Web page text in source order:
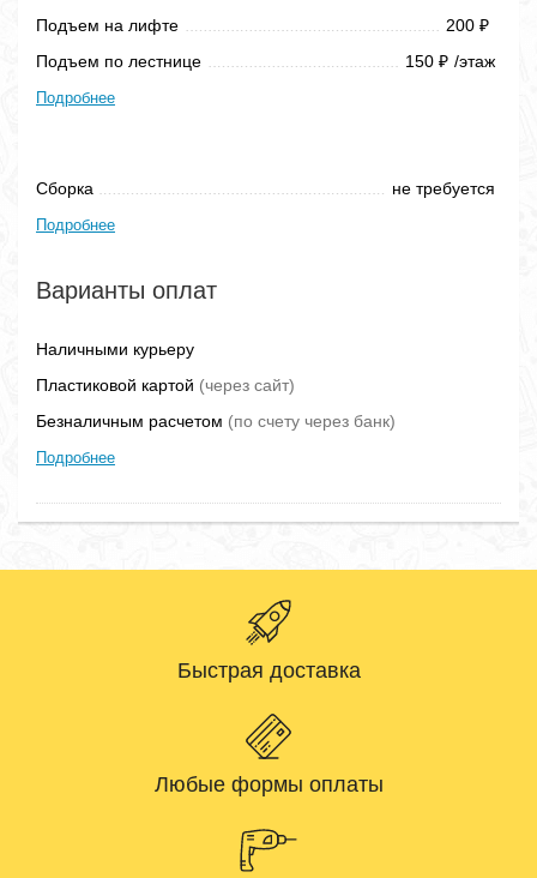
Подъем на лифте
200 ₽
Подъем по лестнице 150 ₽ /этаж
Подробнее
Сборка не требуется
Подробнее
Варианты оплат
Наличными курьеру
Пластиковой картой (через сайт)
Безналичным расчетом (по счету через банк)
Подробнее
Быстрая доставка
Любые формы оплаты